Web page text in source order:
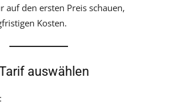
auf den ersten Preis schauen,
Kosten.
auswählen